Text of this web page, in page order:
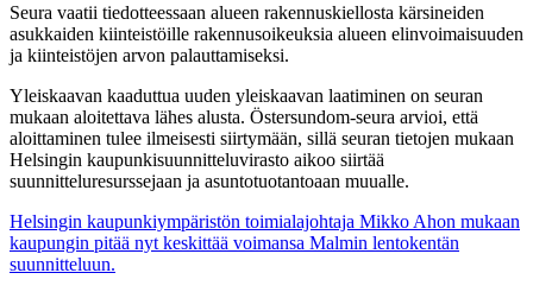
Seura vaatii tiedotteessaan alueen rakennuskiellosta kärsineiden
asukkaiden kiinteistöille rakennusoikeuksia alueen elinvoimaisuuden
ja kiinteistöjen arvon palauttamiseksi.
Yleiskaavan kaaduttua uuden yleiskaavan laatiminen on seuran
mukaan aloitettava lähes alusta. Östersundom-seura arvioi, että
aloittaminen tulee ilmeisesti siirtymään, sillä seuran tietojen mukaan
Helsingin kaupunkisuunnitteluvirasto aikoo siirtää
suunnitteluresurssejaan ja asuntotuotantoaan muualle.
Helsingin kaupunkiympäristön toimialajohtaja Mikko Ahon mukaan
kaupungin pitää nyt keskittää voimansa Malmin lentokentän
suunnitteluun.